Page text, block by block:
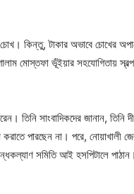
চোখ। কিন্তু, টাকার অভাবে চোখের
মোস্তফা ভূঁইয়ার সহযোগিতায় স্বল্প
তিনি সাংবাদিকদের জানান, তিনি
পারছেন না। পরে, নোয়াখালী
সমিতি আই হসপিটালে